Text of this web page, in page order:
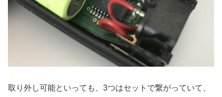
取り外し可能といっても、3つはセットで繋がっていて、